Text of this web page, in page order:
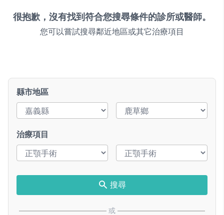
很抱歉，沒有找到符合您搜尋條件的診所或醫師。
您可以嘗試搜尋鄰近地區或其它治療項目
縣市地區
治療項目
搜尋
或